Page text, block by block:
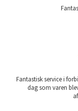
Fantastisk service i
dag som varen